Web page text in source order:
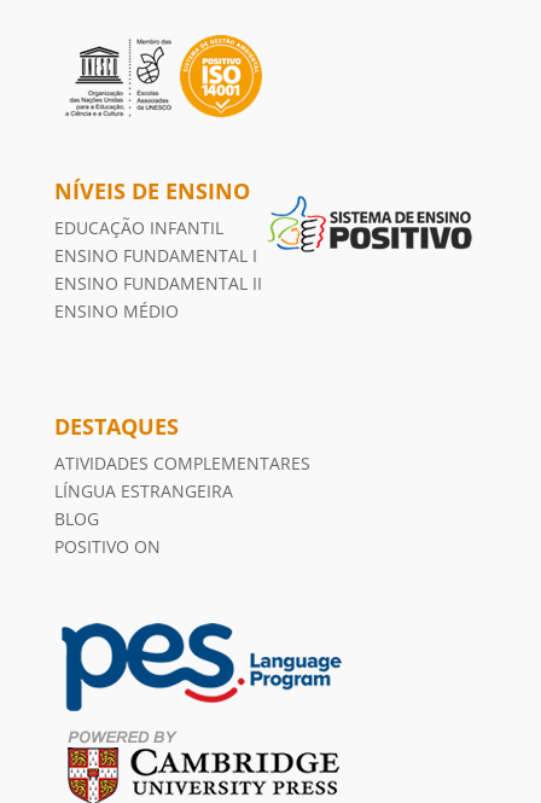
NÍVEIS DE ENSINO
EDUCAÇÃO INFANTIL
ENSINO FUNDAMENTAL I
ENSINO FUNDAMENTAL II
ENSINO MÉDIO
DESTAQUES
ATIVIDADES COMPLEMENTARES
LÍNGUA ESTRANGEIRA
BLOG
POSITIVO ON